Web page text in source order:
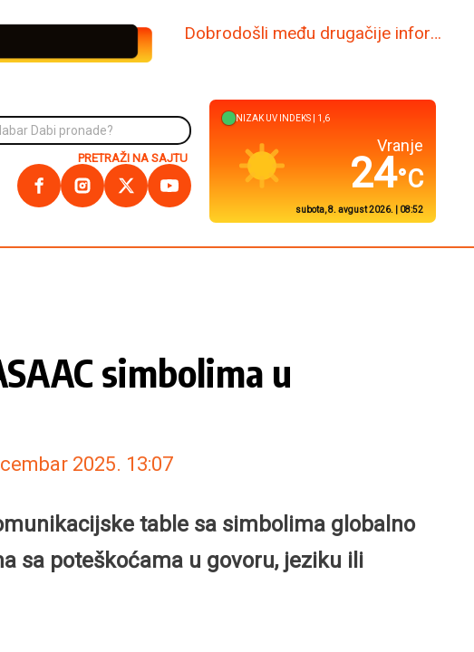
www.dabi.rs
PRETRAŽI NA SAJTU
NIZAKUV INDEKS | 1,5
Kuršumlija
27°C
subota, 8. avgust 2026. | 08:52
simbolima u
2025. 13:07
table sa simbolima globalno
sa poteškoćama u govoru, jeziku ili